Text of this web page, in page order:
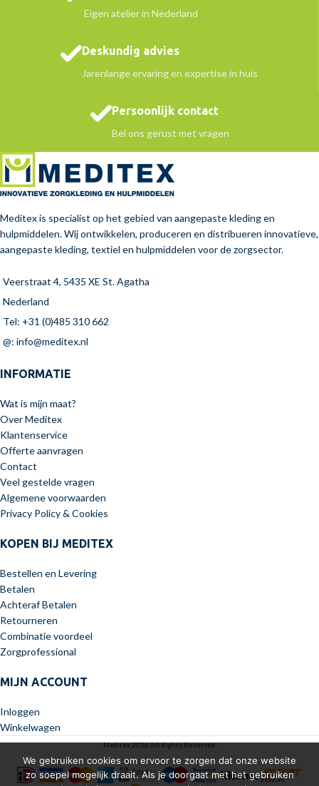
Eigen atelier in Nederland
Deskundig advies
Jarenlange ervaring en expertise in huis
Persoonlijk contact
Bel ons gerust met vragen
Meditex is specialist op het gebied van aangepaste kleding en
hulpmiddelen. Wij ontwikkelen, produceren en distribueren innovatieve,
aangepaste kleding, textiel en hulpmiddelen voor de zorgsector.
Veerstraat 4, 5435 XE St. Agatha
Nederland
Tel: +31 (0)485 310 662
@: info@meditex.nl
INFORMATIE
Wat is mijn maat?
Over Meditex
Klantenservice
Offerte aanvragen
Contact
Veel gestelde vragen
Algemene voorwaarden
Privacy Policy & Cookies
KOPEN BIJ MEDITEX
Bestellen en Levering
Betalen
Achteraf Betalen
Retourneren
Combinatie voordeel
Zorgprofessional
MIJN ACCOUNT
Inloggen
Winkelwagen
Meditex 2026 All Rights Reserved.
We gebruiken cookies om ervoor te zorgen dat onze website
zo soepel mogelijk draait. Als je doorgaat met het gebruiken